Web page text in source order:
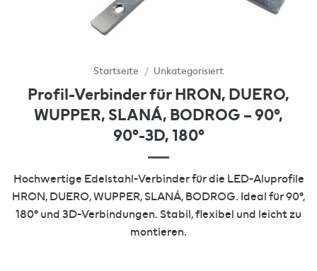
Startseite / Unkategorisiert
Profil-Verbinder für HRON, DUERO,
WUPPER, SLANÁ, BODROG – 90°,
90°-3D, 180°
Hochwertige Edelstahl-Verbinder für die LED-Aluprofile
HRON, DUERO, WUPPER, SLANÁ, BODROG. Ideal für 90°,
180° und 3D-Verbindungen. Stabil, flexibel und leicht zu
montieren.